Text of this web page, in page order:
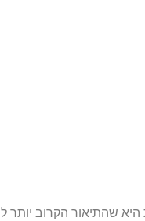
שהתיאור הקרוב יותר